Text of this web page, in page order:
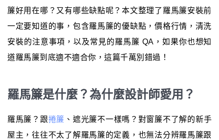
簾好用在哪？又有哪些缺點呢？本文整理了羅馬簾安裝前
一定要知道的事，包含羅馬簾的優缺點，價格行情，清洗
安裝的注意事項，以及常見的羅馬簾 QA，如果你也想知
道羅馬簾到底適不適合你，這篇千萬別錯過！
羅馬簾是什麼？為什麼設計師愛用？
羅馬簾？跟捲簾 、遮光簾不一樣嗎？對窗簾不了解的新手
屋主，往往不太了解羅馬簾的定義，也無法分辨羅馬簾跟